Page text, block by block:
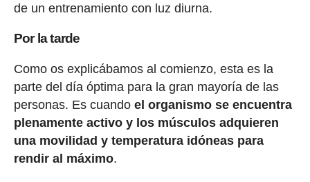
de un entrenamiento con luz diurna.
Por la tarde
Como os explicábamos al comienzo, esta es la
parte del día óptima para la gran mayoría de las
personas. Es cuando el organismo se encuentra
plenamente activo y los músculos adquieren
una movilidad y temperatura idóneas para
rendir al máximo.